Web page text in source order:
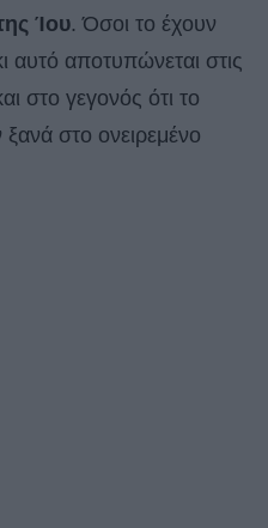
Ίου. Όσοι το έχουν
αυτό αποτυπώνεται στις
στο γεγονός ότι το
στο ονειρεμένο